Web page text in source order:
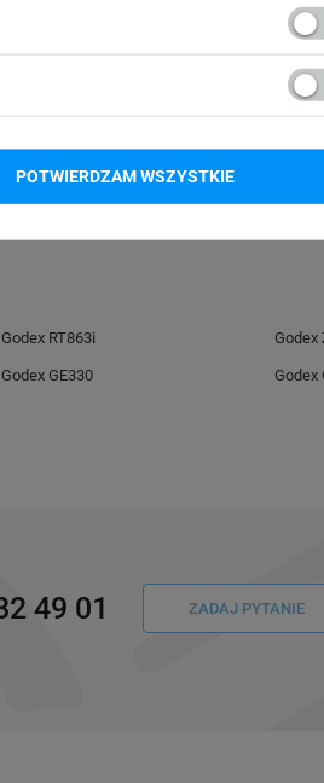
Godex RT863i Godex
Godex GE330 Godex
49 01 ZADAJ PYTANIE
POTWIERDZAM WSZYSTKIE